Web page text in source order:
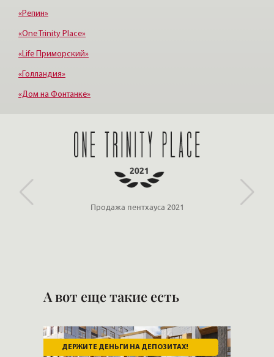
«Репин»
«One Trinity Place»
«Life Приморский»
«Голландия»
«Дом на Фонтанке»
«Парадный квартал»
Продажа пентхауса 2021
А вот еще такие есть
ДЕРЖИТЕ ДЕНЬГИ НА ДЕПОЗИТАХ!